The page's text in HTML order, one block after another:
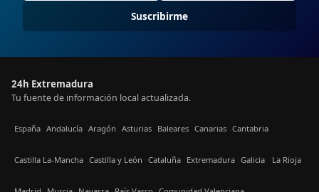
Suscribirme
24h Extremadura
Tu fuente de información local actualizada.
España Andalucía Aragón Asturias Baleares Canarias Cantabria
Castilla La-Mancha Castilla y León Cataluña Extremadura Galicia La Rioja